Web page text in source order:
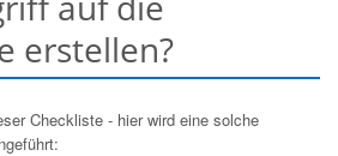
erstellen?
Checkliste - hier wird eine solche